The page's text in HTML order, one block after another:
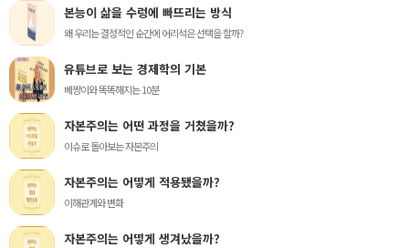
본능이 삶을 수렁에 빠뜨리는 방식
왜 우리는 결정적인 순간에 어리석은 선택을 할까?
유튜브로 보는 경제학의 기본
베짱이와 똑똑해지는 10분
자본주의는 어떤 과정을 거쳤을까?
이슈로 돌아보는 자본주의
자본주의는 어떻게 적용됐을까?
이해관계와 변화
자본주의는 어떻게 생겨났을까?